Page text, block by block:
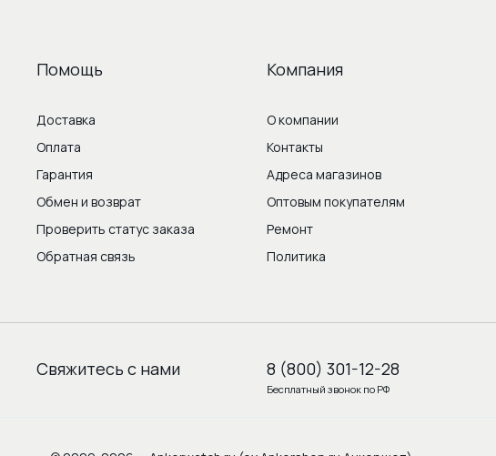
Помощь
Доставка
Оплата
Гарантия
Обмен и возврат
Проверить статус заказа
Обратная связь
Компания
О компании
Контакты
Адреса магазинов
Оптовым покупателям
Ремонт
Политика
Свяжитесь с нами 8 (800) 301-12-28
Бесплатный звонок по РФ